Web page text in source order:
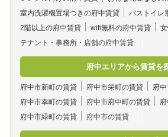
室内洗濯機置場つきの府中賃貸
バストイレ
2階以上の府中賃貸
wifi無料の府中賃貸
テナント・事務所・店舗の府中賃貸
府中エリアから賃貸を
府中市新町の賃貸 府中市栄町の賃貸
府
府中市幸町の賃貸
府中市府中町の賃貸
府中市緑町の賃貸
府中市の賃貸